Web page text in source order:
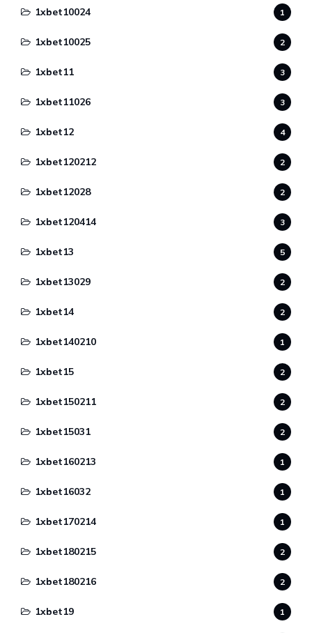
1xbet10024 1
1xbet10025 2
1xbet11 3
1xbet11026 3
1xbet12 4
1xbet120212 2
1xbet12028 2
1xbet120414 3
1xbet13 5
1xbet13029 2
1xbet14 2
1xbet140210 1
1xbet15 2
1xbet150211 2
1xbet15031 2
1xbet160213 1
1xbet16032 1
1xbet170214 1
1xbet180215 2
1xbet180216 2
1xbet19 1